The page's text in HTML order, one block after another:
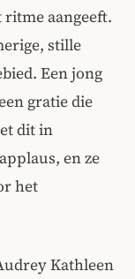
ritme aangeeft.
stille
Een jong
gratie die
dit in
en ze
het
Kathleen